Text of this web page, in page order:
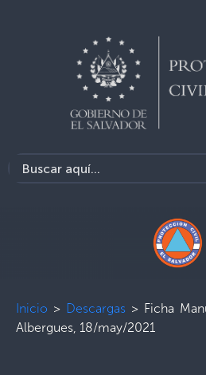
Inicio > Descargas > Ficha
Albergues, 18/may/2021